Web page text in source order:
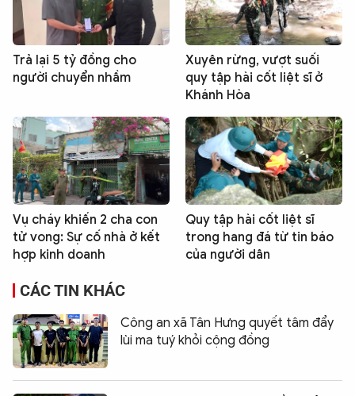
Trả lại 5 tỷ đồng cho
người chuyển nhầm
Xuyên rừng, vượt suối
quy tập hài cốt liệt sĩ ở
Khánh Hòa
Vụ cháy khiến 2 cha con
tử vong: Sự cố nhà ở kết
hợp kinh doanh
Quy tập hài cốt liệt sĩ
trong hang đá từ tin báo
của người dân
CÁC TIN KHÁC
Công an xã Tân Hưng quyết tâm đẩy
lùi ma tuý khỏi cộng đồng